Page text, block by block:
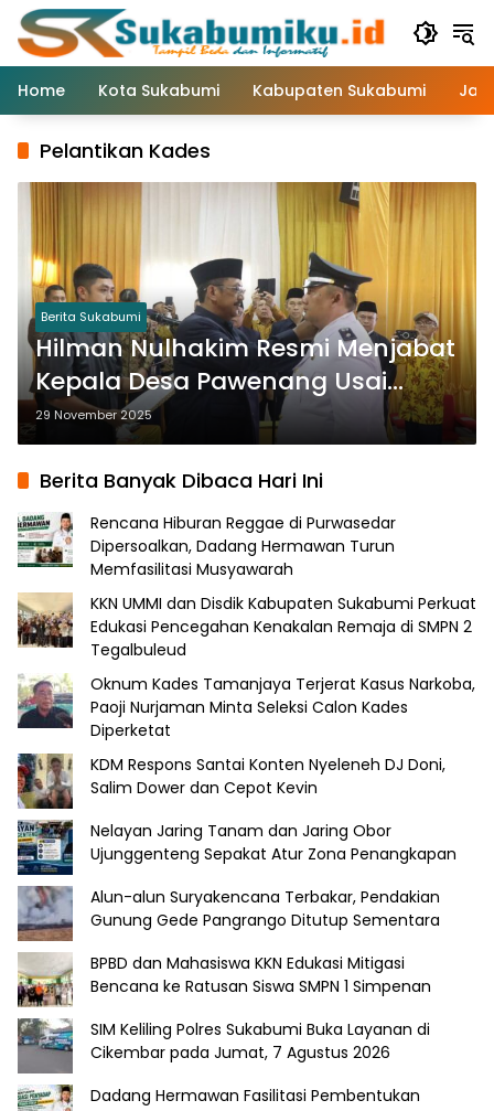
Langsung
konten
Home
Kota Sukabumi Kabupaten Sukabumi
Pelantikan Kades
Berita Sukabumi
Hilman Nulhakim Resmi Menjabat
Kepala Desa Pawenang Usai
Dilantik Bupati Sukabumi
29 November 2025
Berita Banyak Dibaca Hari Ini
Rencana Hiburan Reggae di Purwasedar
Dipersoalkan, Dadang Hermawan Turun
Memfasilitasi Musyawarah
KKN UMMI dan Disdik Kabupaten Sukabumi Perkuat
Edukasi Pencegahan Kenakalan Remaja di SMPN 2
Tegalbuleud
Oknum Kades Tamanjaya Terjerat Kasus Narkoba,
Paoji Nurjaman Minta Seleksi Calon Kades
Diperketat
KDM Respons Santai Konten Nyeleneh DJ Doni,
Salim Dower dan Cepot Kevin
Nelayan Jaring Tanam dan Jaring Obor
Ujunggenteng Sepakat Atur Zona Penangkapan
Alun-alun Suryakencana Terbakar, Pendakian
Gunung Gede Pangrango Ditutup Sementara
BPBD dan Mahasiswa KKN Edukasi Mitigasi
Bencana ke Ratusan Siswa SMPN 1 Simpenan
SIM Keliling Polres Sukabumi Buka Layanan di
Cikembar pada Jumat, 7 Agustus 2026
Dadang Hermawan Fasilitasi Pembentukan